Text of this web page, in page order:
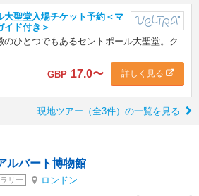
大聖堂入場チケット予約＜マ
イド付き＞
のひとつでもあるセントポール大聖堂。ク
GBP 17.0〜 詳しく見る
現地ツアー（全3件）の一覧を見る
ルバート博物館
リー ロンドン